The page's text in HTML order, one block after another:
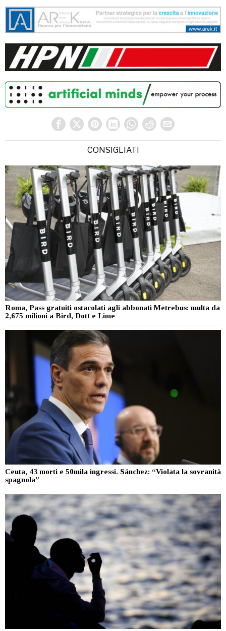
CONSIGLIATI
Roma, Pass gratuiti ostacolati agli abbonati Metrebus: multa da
2,675 milioni a Bird, Dott e Lime
Ceuta, 43 morti e 50mila ingressi. Sánchez: “Violata la sovranità
spagnola”